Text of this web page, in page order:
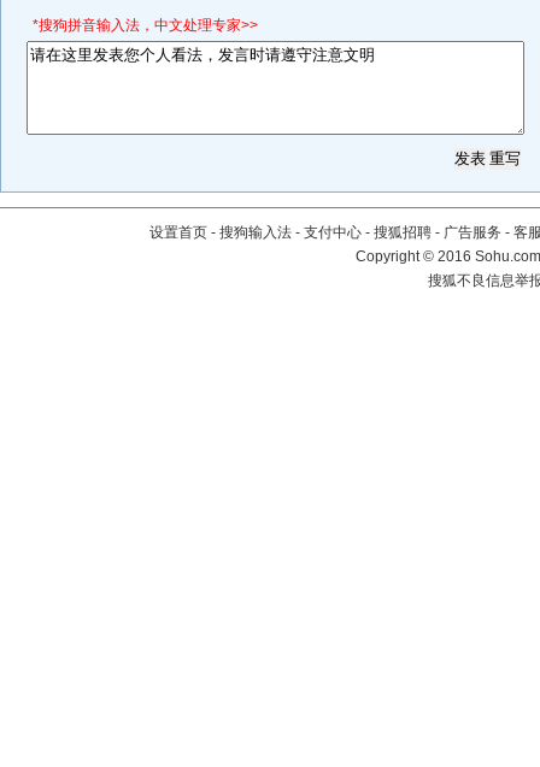
*搜狗拼音输入法，中文处理专家>>
设置首页 - 搜狗输入法 - 支付中心 - 搜狐招聘 - 广告服务 - 客
Copyright©2016
搜狐不良信息举